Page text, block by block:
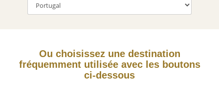
Ou choisissez une destination
fréquemment utilisée avec les boutons
ci-dessous